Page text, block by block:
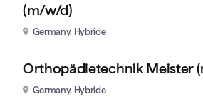
(m/w/d)
Germany, Hybride
Orthopädietechnik Meister
Germany, Hybride